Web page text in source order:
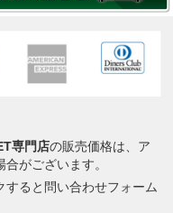
専門店の販売価格は、ア
がございます。
すると問い合わせフォーム